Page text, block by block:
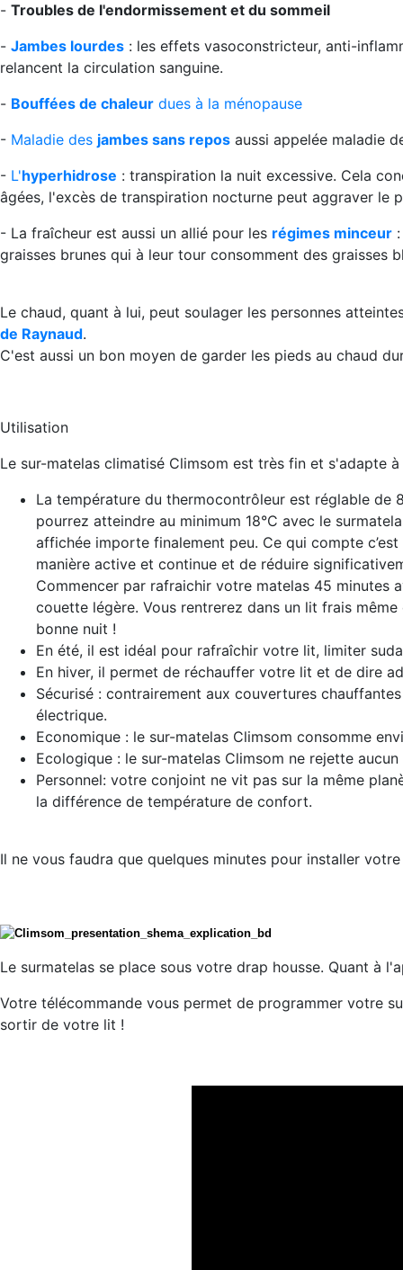
- Troubles de l'endormissement et du sommeil
- Jambes lourdes : les effets vasoconstricteur, anti-
relancent la circulation sanguine.
- Bouffées de chaleur dues à la ménopause
- Maladie des jambes sans repos aussi appelée maladie
- L'hyperhidrose : transpiration la nuit excessive. Cela
âgées, l'excès de transpiration nocturne peut aggraver le
- La fraîcheur est aussi un allié pour les régimes minceur
graisses brunes qui à leur tour consomment des graisses
Le chaud, quant à lui, peut soulager les personnes
de Raynaud.
C'est aussi un bon moyen de garder les pieds au chaud
Utilisation
Le sur-matelas climatisé Climsom est très fin et s'adapte
La température du thermocontrôleur est réglable de
pourrez atteindre au minimum 18°C avec le
affichée importe finalement peu. Ce qui compte
manière active et continue et de réduire
Commencer par rafraichir votre matelas 45 minutes
couette légère. Vous rentrerez dans un lit frais même
bonne nuit !
En été, il est idéal pour rafraîchir votre lit, limiter
En hiver, il permet de réchauffer votre lit et de dire
Sécurisé : contrairement aux couvertures
électrique.
Economique : le sur-matelas Climsom consomme
Ecologique : le sur-matelas Climsom ne rejette
Personnel: votre conjoint ne vit pas sur la même
la différence de température de confort.
Il ne vous faudra que quelques minutes pour installer
Le surmatelas se place sous votre drap housse. Quant à
Votre télécommande vous permet de programmer votre
sortir de votre lit !